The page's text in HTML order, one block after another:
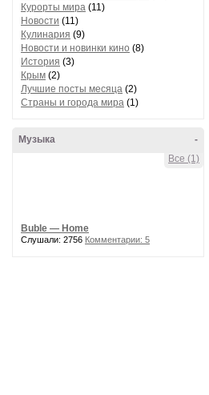
Курорты мира (11)
Новости (11)
Кулинария (9)
Новости и новинки кино (8)
История (3)
Крым (2)
Лучшие посты месяца (2)
Страны и города мира (1)
-
Музыка
Все (1)
Buble — Home
Слушали: 2756 Комментарии: 5